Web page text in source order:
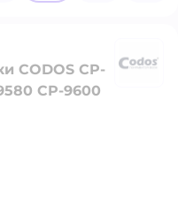
CODOS CP-
CP-9600